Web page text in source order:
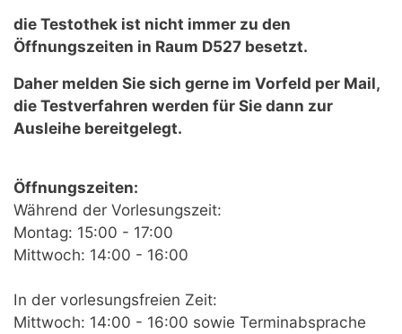
die Testothek ist nicht immer zu den
Öffnungszeiten in Raum D527 besetzt.
Daher melden Sie sich gerne im Vorfeld per Mail,
die Testverfahren werden für Sie dann zur
Ausleihe bereitgelegt.
Öffnungszeiten:
Während der Vorlesungszeit:
Montag: 15:00 - 17:00
Mittwoch: 14:00 - 16:00
In der vorlesungsfreien Zeit:
Mittwoch: 14:00 - 16:00 sowie Terminabsprache